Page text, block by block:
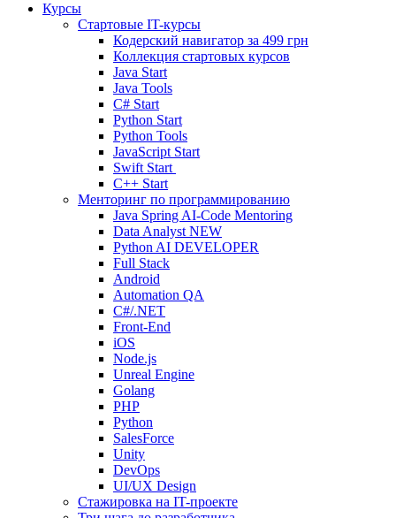
Курсы
Стартовые IT-курсы
Кодерский навигатор за 499 грн
Коллекция стартовых курсов
Java Start
Java Tools
C# Start
Python Start
Python Tools
JavaScript Start
Swift Start
C++ Start
Менторинг по программированию
Java Spring AI-Code Mentoring
Data Analyst NEW
Python AI DEVELOPER
Full Stack
Android
Automation QA
C#/.NET
Front-End
iOS
Node.js
Unreal Engine
Golang
PHP
Python
SalesForce
Unity
DevOps
UI/UX Design
Стажировка на IT-проекте